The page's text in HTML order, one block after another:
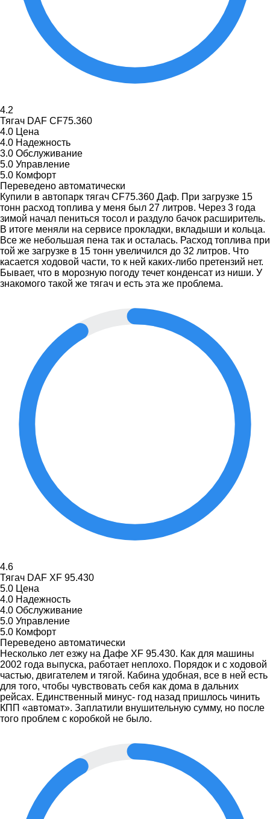
4.2
Тягач DAF CF75.360
4.0 Цена
4.0 Надежность
3.0 Обслуживание
5.0 Управление
5.0 Комфорт
Переведено автоматически
Купили в автопарк тягач CF75.360 Даф. При загрузке 15
тонн расход топлива у меня был 27 литров. Через 3 года
зимой начал пениться тосол и раздуло бачок расширитель.
В итоге меняли на сервисе прокладки, вкладыши и кольца.
Все же небольшая пена так и осталась. Расход топлива при
той же загрузке в 15 тонн увеличился до 32 литров. Что
касается ходовой части, то к ней каких-либо претензий нет.
Бывает, что в морозную погоду течет конденсат из ниши. У
знакомого такой же тягач и есть эта же проблема.
4.6
Тягач DAF XF 95.430
5.0 Цена
4.0 Надежность
4.0 Обслуживание
5.0 Управление
5.0 Комфорт
Переведено автоматически
Несколько лет езжу на Дафе XF 95.430. Как для машины
2002 года выпуска, работает неплохо. Порядок и с ходовой
частью, двигателем и тягой. Кабина удобная, все в ней есть
для того, чтобы чувствовать себя как дома в дальних
рейсах. Единственный минус- год назад пришлось чинить
КПП «автомат». Заплатили внушительную сумму, но после
того проблем с коробкой не было.